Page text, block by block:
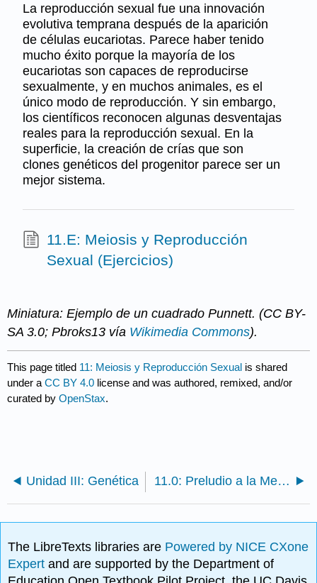
La reproducción sexual fue una innovación
evolutiva temprana después de la aparición
de células eucariotas. Parece haber tenido
mucho éxito porque la mayoría de los
eucariotas son capaces de reproducirse
sexualmente, y en muchos animales, es el
único modo de reproducción. Y sin embargo,
los científicos reconocen algunas desventajas
reales para la reproducción sexual. En la
superficie, la creación de crías que son
clones genéticos del progenitor parece ser un
mejor sistema.
11.E: Meiosis y Reproducción
Sexual (Ejercicios)
Miniatura: Ejemplo de un cuadrado Punnett. (CC BY-
SA 3.0; Pbroks13 vía Wikimedia Commons).
This page titled 11: Meiosis y Reproducción Sexual is shared
under aCC BY 4.0 license and was authored, remixed, and/or
curated byOpenStax.
Unidad III: Genética 11.0: Preludio a la Meiosis y Reproducción Sexual
The LibreTexts libraries are Powered by NICE CXone
Expertand are supported by the Department of